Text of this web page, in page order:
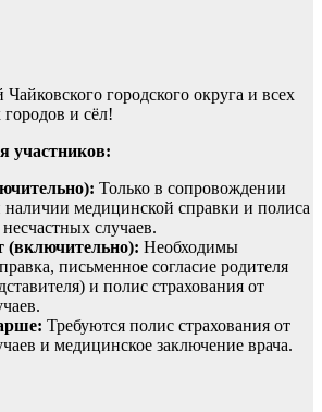
городского округа и всех
и сёл!
участников:
Только в сопровождении
наличии медицинской справки и полиса
случаев.
(включительно): Необходимы
письменное согласие родителя
и полис страхования от
Требуются полис страхования от
и медицинское заключение врача.